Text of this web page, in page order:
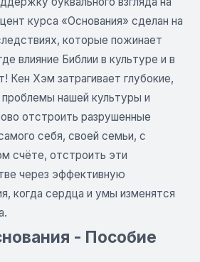
курса «Основания» сделан на
которые пожинает
влияние Библии в культуре и в
Кен Хэм затрагивает глубокие,
нашей культуры и
отстроить разрушенные
себя, своей семьи, с
счёте, отстроить эти
через эффективную
когда сердца и умы изменятся
- Пособие